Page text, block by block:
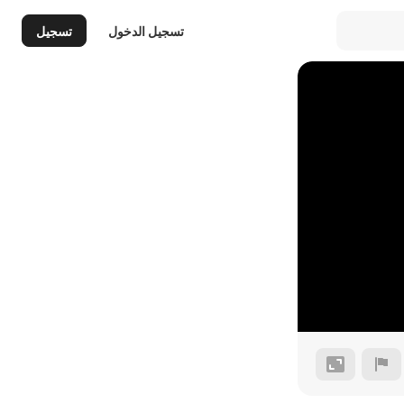
تسجيل الدخول تسجيل